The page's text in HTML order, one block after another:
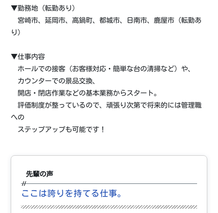
▼勤務地（転勤あり）
宮崎市、延岡市、高鍋町、都城市、日南市、鹿屋市（転勤あ
り）
▼仕事内容
ホールでの接客（お客様対応・簡単な台の清掃など）や、
カウンターでの景品交換、
開店・閉店作業などの基本業務からスタート。
評価制度が整っているので、頑張り次第で将来的には管理職
への
ステップアップも可能です！
先輩の声
ここは誇りを持てる仕事。